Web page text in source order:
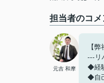
担当者のコメ
元吉 和摩
【
---リ
◆経
◆自